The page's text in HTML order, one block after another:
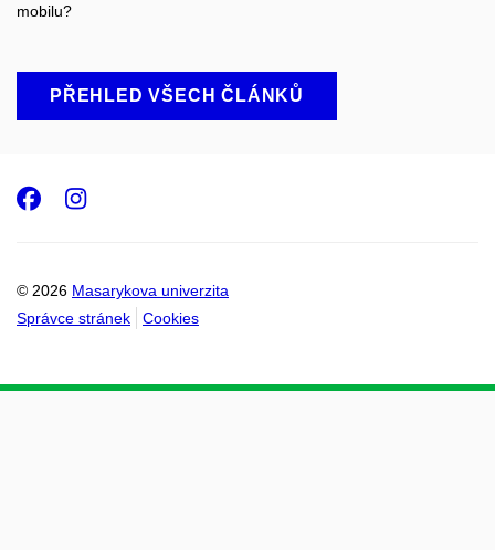
mobilu?
PŘEHLED VŠECH ČLÁNKŮ
© 2026 Masarykova univerzita
Správce stránek
Cookies
Facebook
Instagram